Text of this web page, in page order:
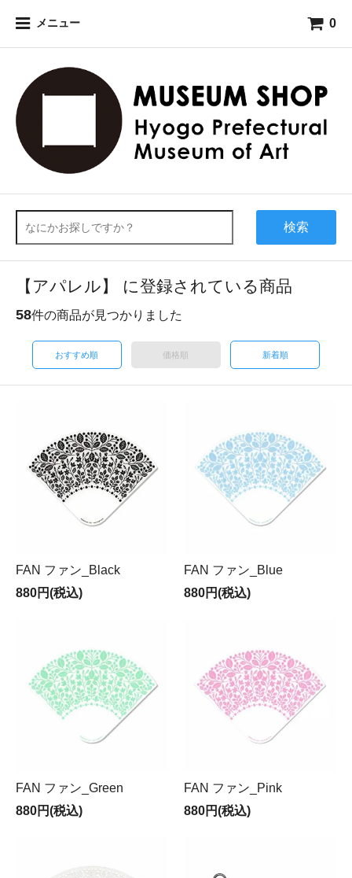
メニュー 0
検索
【アパレル】 に登録されている商品
58件の商品が見つかりました
おすすめ順 価格順 新着順
FAN ファン_Black
880円(税込)
FAN ファン_Blue
880円(税込)
FAN ファン_Green
880円(税込)
FAN ファン_Pink
880円(税込)